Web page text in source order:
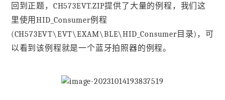
回到正题，CH573EVT.ZIP提供了大量的例程，我们这
里使用HID_Consumer例程
(CH573EVT\EVT\EXAM\BLE\HID_Consumer目录)，可
以看到该例程就是一个蓝牙拍照器的例程。